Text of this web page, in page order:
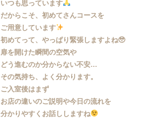
いつも思っています
だからこそ、初めてさんコースを
ご用意しています
初めてって、やっぱり緊張しますよね🥹
扉を開けた瞬間の空気や
どう進むのか分からない不安…
その気持ち、よく分かります。
ご入室後はまず
お店の違いのご説明や今日の流れを
分かりやすくお話ししますね